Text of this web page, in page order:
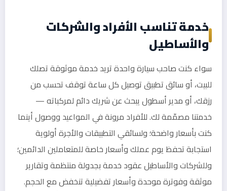
خدمة تناسب الأفراد والشركات
والأساطيل
سواء كنت صاحب سيارة واحدة تريد خدمة موثوقة تصلك
للبيت، أو سائق تطبيق توصيل كل ساعة توقف تحسب من
رزقك، أو مدير أسطول يبحث عن شريك دائم لمركباته —
خدمتنا مصمّمة لك. للأفراد مرونة في المواعيد ووصول أينما
كنت بأسعار واضحة؛ ولسائقي التطبيقات والأجرة أولوية
استجابة تحفظ يوم عملك وأسعار خاصة للمتعاملين الدائمين؛
وللشركات والأساطيل عقود خدمة بجدولة منتظمة وتقارير
موثقة وفوترة موحدة وأسعار تفضيلية تنخفض مع الحجم.